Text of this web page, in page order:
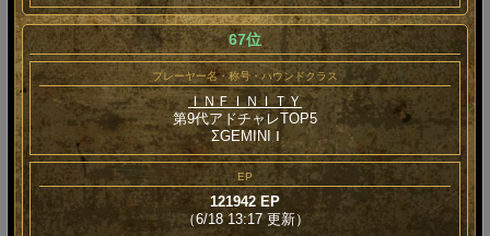
67位
プレーヤー名・称号・ハウンドクラス
ＩＮＦＩＮＩＴＹ
第9代アドチャレTOP5
ΣGEMINI Ⅰ
EP
121942 EP
（6/18 13:17 更新）